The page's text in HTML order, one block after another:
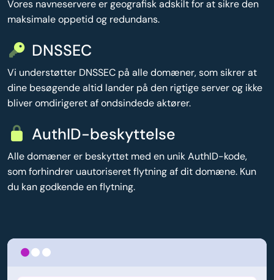
Vores navneservere er geografisk adskilt for at sikre den
maksimale oppetid og redundans.
DNSSEC
Vi understøtter DNSSEC på alle domæner, som sikrer at
dine besøgende altid lander på den rigtige server og ikke
bliver omdirigeret af ondsindede aktører.
AuthID-beskyttelse
Alle domæner er beskyttet med en unik AuthID-kode,
som forhindrer uautoriseret flytning af dit domæne. Kun
du kan godkende en flytning.